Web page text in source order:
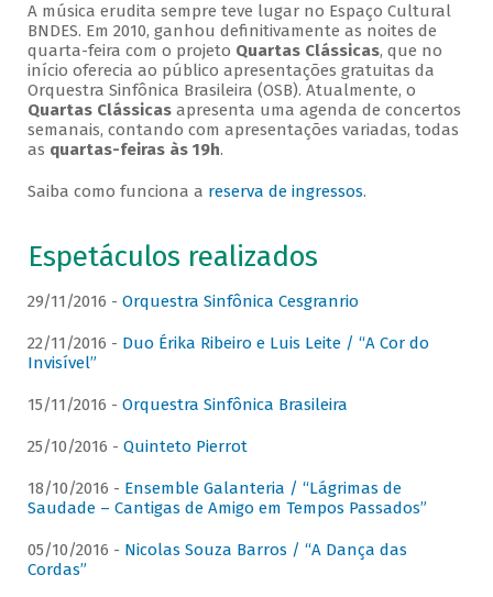
A música erudita sempre teve lugar no Espaço Cultural
BNDES. Em 2010, ganhou definitivamente as noites de
quarta-feira com o projeto Quartas Clássicas, que no
início oferecia ao público apresentações gratuitas da
Orquestra Sinfônica Brasileira (OSB). Atualmente, o
Quartas Clássicasapresenta uma agenda de concertos
semanais, contando com apresentações variadas, todas
as quartas-feiras às 19h.
Saiba como funciona a reserva de ingressos.
Espetáculos realizados
29/11/2016 - Orquestra Sinfônica Cesgranrio
22/11/2016 - Duo Érika Ribeiro e Luis Leite / “A Cor do
Invisível”
15/11/2016 - Orquestra Sinfônica Brasileira
25/10/2016 - Quinteto Pierrot
18/10/2016 - Ensemble Galanteria / “Lágrimas de
Saudade – Cantigas de Amigo em Tempos Passados”
05/10/2016 - Nicolas Souza Barros / “A Dança das
Cordas”